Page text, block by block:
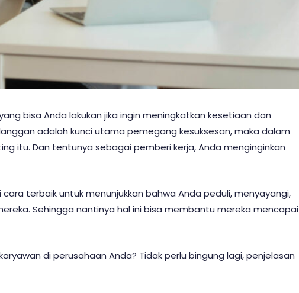
bisa Anda lakukan jika ingin meningkatkan kesetiaan dan
adalah kunci utama pemegang kesuksesan, maka dalam
itu. Dan tentunya sebagai pemberi kerja, Anda menginginkan
terbaik untuk menunjukkan bahwa Anda peduli, menyayangi,
Sehingga nantinya hal ini bisa membantu mereka mencapai
di perusahaan Anda? Tidak perlu bingung lagi, penjelasan